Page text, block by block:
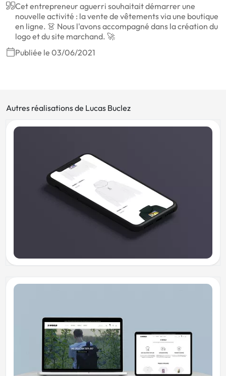
Cet entrepreneur aguerri souhaitait démarrer une
nouvelle activité : la vente de vêtements via une boutique
en ligne. 👗 Nous l'avons accompagné dans la création du
logo et du site marchand. 🚀
Publiée le 03/06/2021
Autres réalisations de Lucas Buclez